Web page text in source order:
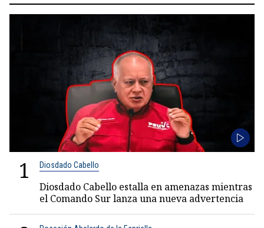
1 Diosdado Cabello
Diosdado Cabello estalla en amenazas mientras
el Comando Sur lanza una nueva advertencia